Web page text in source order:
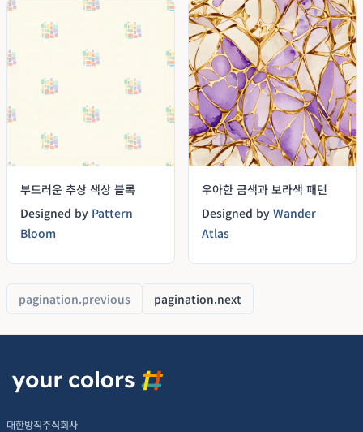
부드러운 추상 색상 블록
Designed by Pattern
Bloom
우아한 금색과 보라색 패턴
Designed by Wander
Atlas
pagination.previous pagination.next
대한방직주식회사